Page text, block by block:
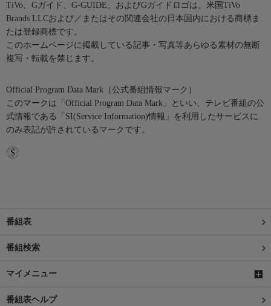
TiVo、Gガイド、G-GUIDE、およびGガイドロゴは、米国TiVo
Brands LLCおよび／またはその関連会社の日本国内における商標ま
たは登録商標です。
このホームページに掲載している記事・写真等あらゆる素材の無断
複写・転載を禁じます。
Official Program Data Mark（公式番組情報マーク）
このマークは「Official Program Data Mark」といい、テレビ番組の公
式情報である「SI(Service Information)情報」を利用したサービスに
のみ表記が許されているマークです。
番組表
番組検索
マイメニュー
番組表ヘルプ